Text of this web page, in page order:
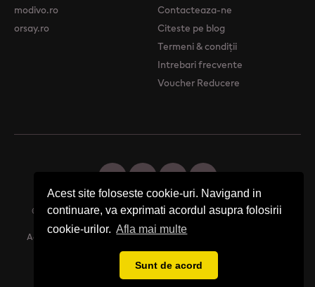
Acest site foloseste cookie-uri. Navigand in
continuare, va exprimati acordul asupra folosirii
cookie-urilor. Afla mai multe
Sunt de acord
modivo.ro
orsay.ro
Contacteaza-ne
Citeste pe blog
Termeni & condiții
Intrebari frecvente
Voucher Reducere
© 2026 Femme Boutique - Descopera. Cumpara. Exprima-ti stilul.
Acest site foloseste cookie-uri. Navigand in continuare, va exprimati
acordul asupra folosirii cookie-urilor.Afla mai multe